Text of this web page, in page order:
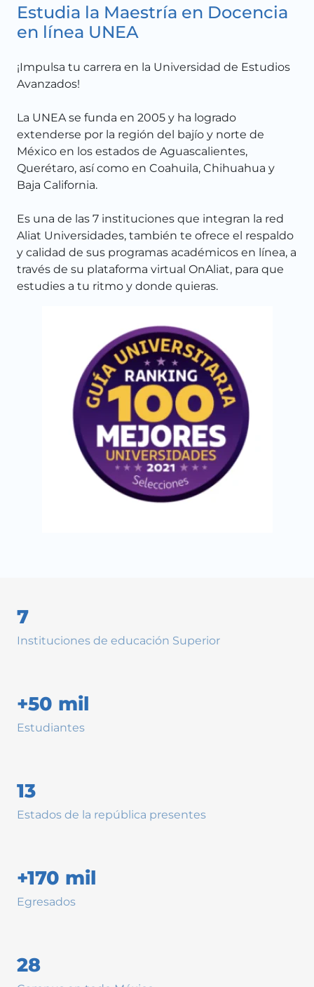
Estudia la Maestría en Docencia
en línea UNEA
¡Impulsa tu carrera en la Universidad de Estudios
Avanzados!
La UNEA se funda en 2005 y ha logrado
extenderse por la región del bajío y norte de
México en los estados de Aguascalientes,
Querétaro, así como en Coahuila, Chihuahua y
Baja California.
Es una de las 7 instituciones que integran la red
Aliat Universidades, también te ofrece el respaldo
y calidad de sus programas académicos en línea, a
través de su plataforma virtual OnAliat, para que
estudies a tu ritmo y donde quieras.
7
Instituciones de educación Superior
+50 mil
Estudiantes
13
Estados de la república presentes
+170 mil
Egresados
28